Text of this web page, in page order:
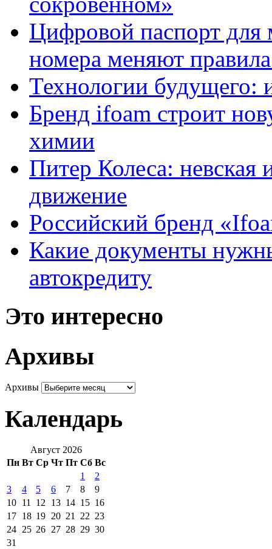
Цифровой паспорт для
номера меняют
Технологии будущего:
Бренд ifoam строит
химии
Питер Колеса: невская
движение
Российский бренд
Какие документы
автокредиту
Это интересно
Архивы
Архивы
Календарь
Август 2026
Пн Вт Ср Чт Пт Сб Вс
1
2
3
4 5 6 7 8
9
10 11 12 13 14 15 16
17 18 19 20 21 22 23
24 25 26 27 28 29 30
31